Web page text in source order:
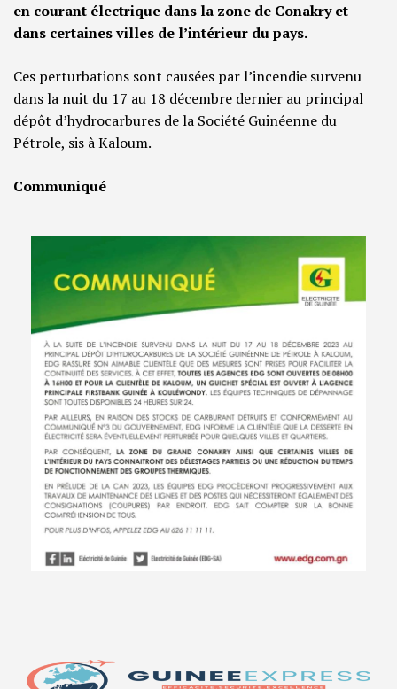
en courant électrique dans la zone de Conakry et
dans certaines villes de l’intérieur du pays.
Ces perturbations sont causées par l’incendie survenu
dans la nuit du 17 au 18 décembre dernier au principal
dépôt d’hydrocarbures de la Société Guinéenne du
Pétrole, sis à Kaloum.
Communiqué